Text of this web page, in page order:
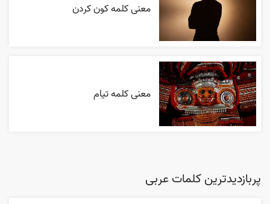
معنی کلمه کون کردن
معنی کلمه تیام
پربازدیدترین کلمات عربی